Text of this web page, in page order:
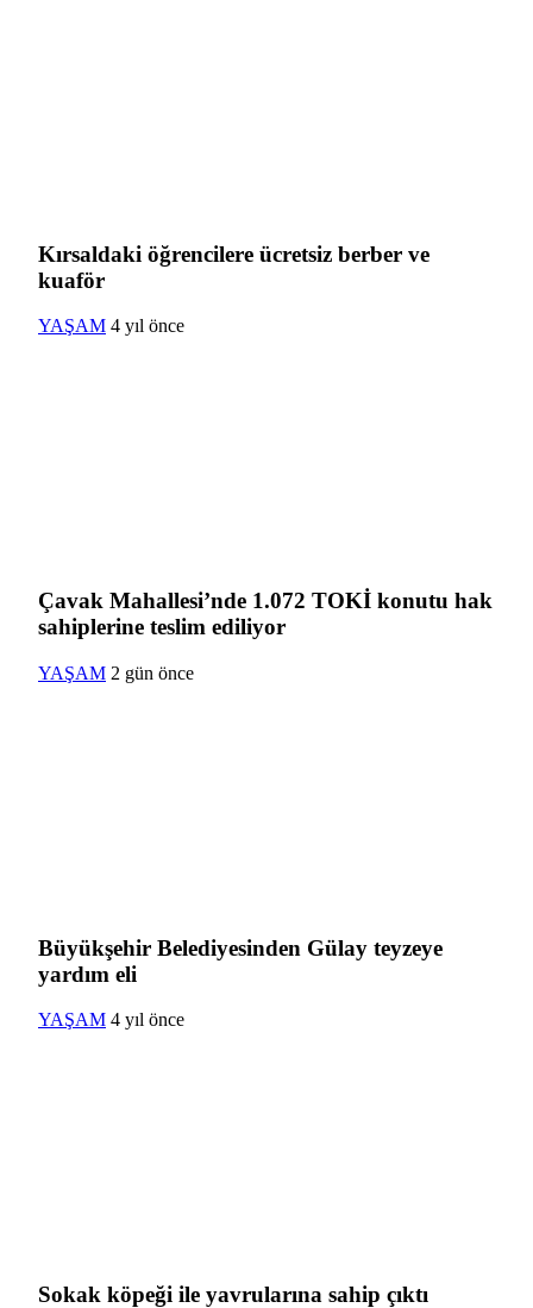
Kırsaldaki öğrencilere ücretsiz berber ve
kuaför
YAŞAM 4 yıl önce
Çavak Mahallesi’nde 1.072 TOKİ konutu hak
sahiplerine teslim ediliyor
YAŞAM 2 gün önce
Büyükşehir Belediyesinden Gülay teyzeye
yardım eli
YAŞAM 4 yıl önce
Sokak köpeği ile yavrularına sahip çıktı